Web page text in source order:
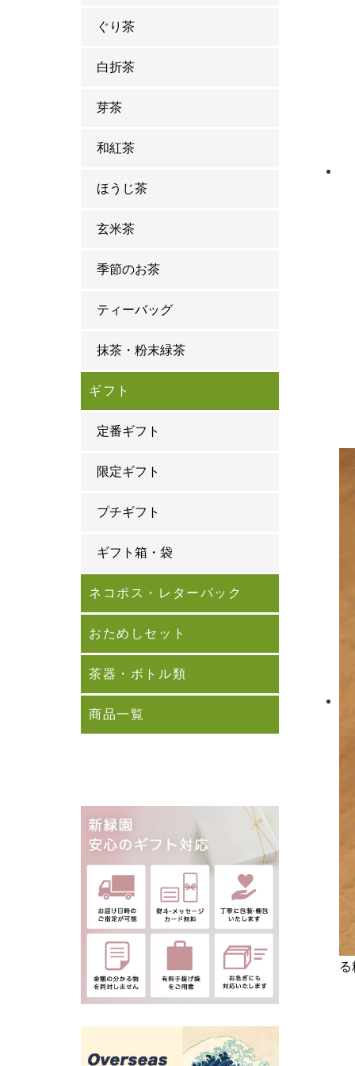
ぐり茶
白折茶
芽茶
和紅茶
ほうじ茶
玄米茶
季節のお茶
ティーバッグ
抹茶・粉末緑茶
ギフト
定番ギフト
限定ギフト
プチギフト
ギフト箱・袋
ネコポス・レターパック
おためしセット
茶器・ボトル類
商品一覧